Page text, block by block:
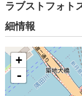
ラブストフォト
細情報
+
-